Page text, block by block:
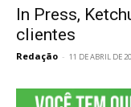
In Press,
clientes
Redação - 11 DE ABRIL DE